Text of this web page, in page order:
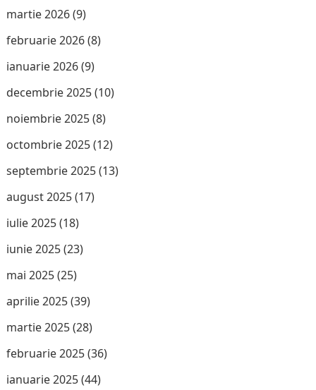
martie 2026(9)
februarie 2026(8)
ianuarie 2026(9)
decembrie 2025(10)
noiembrie 2025(8)
octombrie 2025(12)
septembrie 2025(13)
august 2025(17)
iulie 2025(18)
iunie 2025(23)
mai 2025(25)
aprilie 2025(39)
martie 2025(28)
februarie 2025(36)
ianuarie 2025(44)